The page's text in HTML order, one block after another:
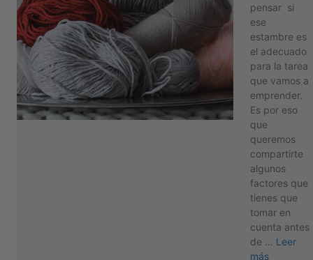
pensar si
ese
estambre es
el adecuado
para la tarea
que vamos a
emprender.
Es por eso
que
queremos
compartirte
algunos
factores que
tienes que
tomar en
cuenta antes
de … Leer
más